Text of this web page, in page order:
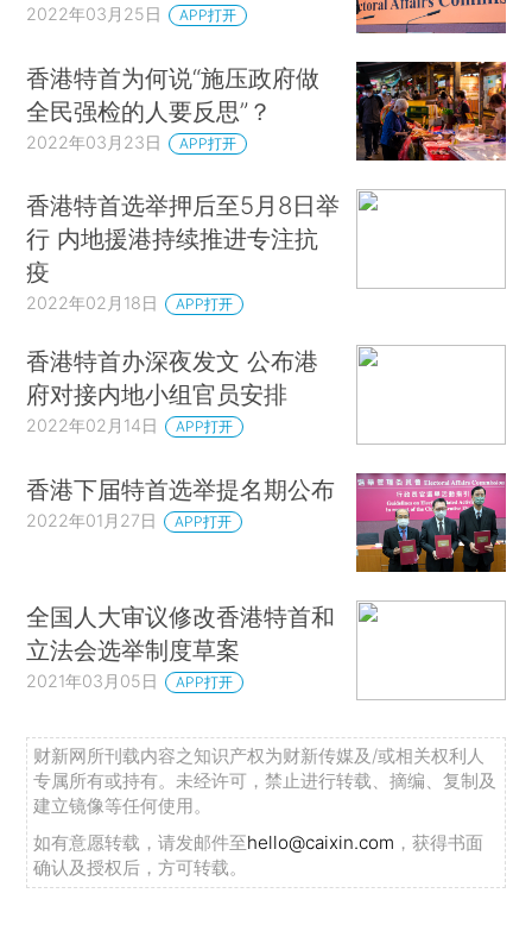
2022年03月25日 APP打开
香港特首为何说“施压政府做
全民强检的人要反思”？
2022年03月23日 APP打开
香港特首选举押后至5月8日举
行 内地援港持续推进专注抗
疫
2022年02月18日 APP打开
香港特首办深夜发文 公布港
府对接内地小组官员安排
2022年02月14日 APP打开
香港下届特首选举提名期公布
2022年01月27日 APP打开
全国人大审议修改香港特首和
立法会选举制度草案
2021年03月05日 APP打开
财新网所刊载内容之知识产权为财新传媒及/或相关权利人
专属所有或持有。未经许可，禁止进行转载、摘编、复制及
建立镜像等任何使用。
如有意愿转载，请发邮件至hello@caixin.com ，获得书面
确认及授权后，方可转载。